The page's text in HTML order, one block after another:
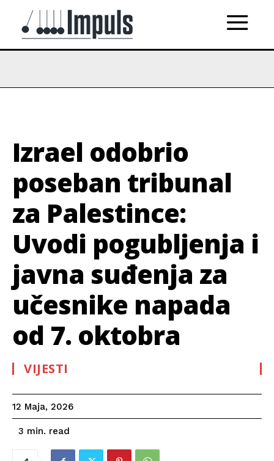
Izrael odobrio
poseban tribunal
za Palestince:
Uvodi pogubljenja i
javna suđenja za
učesnike napada
od 7. oktobra
VIJESTI
12 Maja, 2026
3 min. read